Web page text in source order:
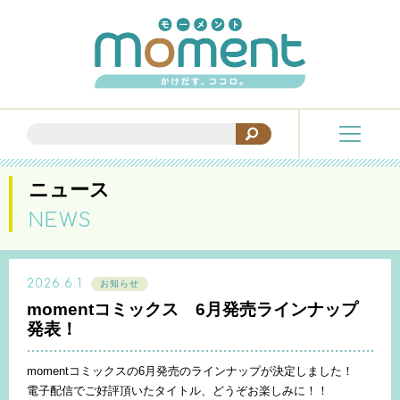
ニュース
NEWS
2026.6.1 お知らせ
momentコミックス 6月発売ラインナップ
発表！
momentコミックスの6月発売のラインナップが決定しました！
電子配信でご好評頂いたタイトル、どうぞお楽しみに！！